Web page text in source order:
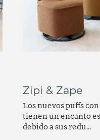
Zipi & Zape
Los nuevos puffs
tienen un encanto
debido a sus redu...